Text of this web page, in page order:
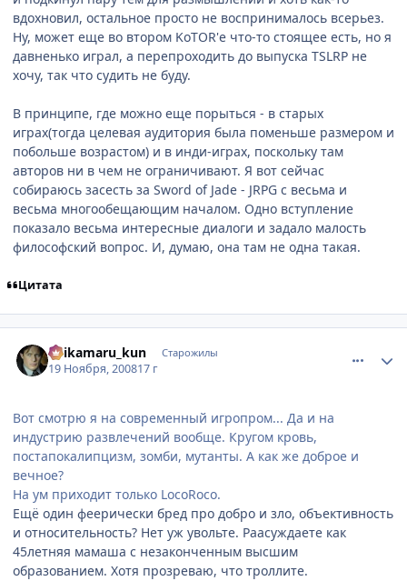
вдохновил, остальное просто не воспринималось всерьез.
Ну, может еще во втором KoTOR'е что-то стоящее есть, но я
давненько играл, а перепроходить до выпуска TSLRP не
хочу, так что судить не буду.
В принципе, где можно еще порыться - в старых
играх(тогда целевая аудитория была поменьше размером и
побольше возрастом) и в инди-играх, поскольку там
авторов ни в чем не ограничивают. Я вот сейчас
собираюсь засесть за Sword of Jade - JRPG с весьма и
весьма многообещающим началом. Одно вступление
показало весьма интересные диалоги и задало малость
философский вопрос. И, думаю, она там не одна такая.
Цитата
Shikamaru_kun Старожилы
19 Ноября, 200817 г
Вот смотрю я на современный игропром... Да и на
индустрию развлечений вообще. Кругом кровь,
постапокалипцизм, зомби, мутанты. А как же доброе и
вечное?
На ум приходит только LocoRoco.
Ещё один феерически бред про добро и зло, объективность
и относительность? Нет уж увольте. Раасуждаете как
45летняя мамаша с незаконченным высшим
образованием. Хотя прозреваю, что троллите.